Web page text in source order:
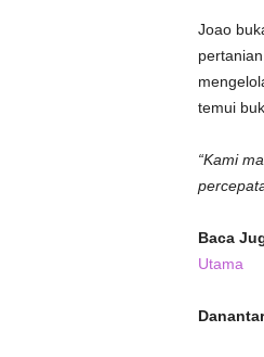
Joao
temui
“Kami
Baca
Utama